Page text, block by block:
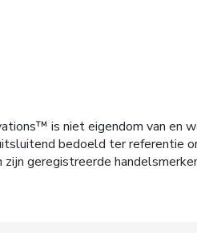
is niet eigendom van en
bedoeld ter referentie
zijn geregistreerde